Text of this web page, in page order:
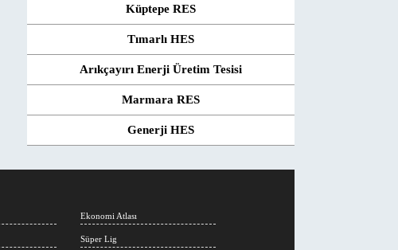
Küptepe RES
Tımarlı HES
Arıkçayırı Enerji Üretim Tesisi
Marmara RES
Generji HES
Ekonomi Atlası
Süper Lig